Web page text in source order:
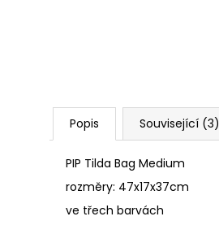
Popis Související (3)
PIP Tilda Bag Medium
rozměry: 47x17x37cm
ve třech barvách